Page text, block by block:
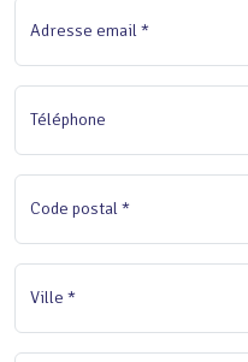
Adresse email *
Téléphone
Code postal *
Ville *